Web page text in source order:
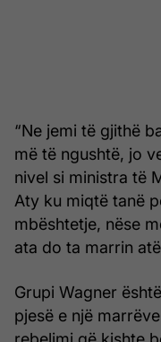
“Ne jemi të gjithë
më të ngushtë, jo
nivel si ministra të
Aty ku miqtë tanë
mbështetje, nëse
ata do ta marrin
Grupi Wagner
pjesë e një